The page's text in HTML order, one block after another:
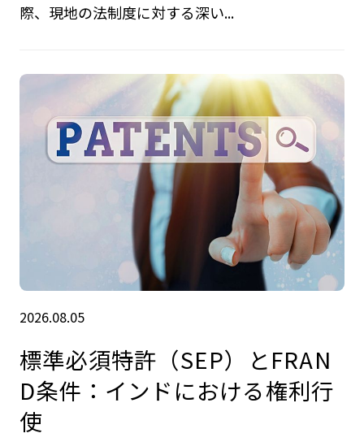
際、現地の法制度に対する深い...
2026.08.05
標準必須特許（SEP）とFRAN
D条件：インドにおける権利行
使